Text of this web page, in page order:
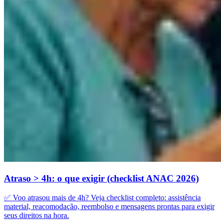
Atraso > 4h: o que exigir (checklist ANAC 2026)
✅ Voo atrasou mais de 4h? Veja checklist completo: assistência
material, reacomodação, reembolso e mensagens prontas para exigir
seus direitos na hora.